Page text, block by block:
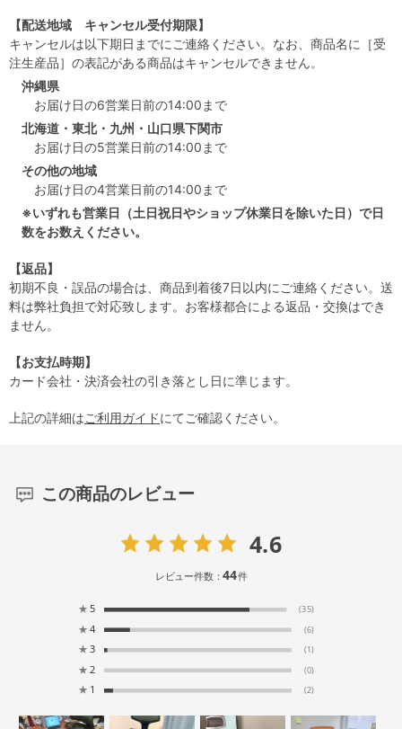
【配送地域 キャンセル受付期限】
キャンセルは以下期日までにご連絡ください。なお、商品名に［受
注生産品］の表記がある商品はキャンセルできません。
沖縄県
お届け日の6営業日前の14:00まで
北海道・東北・九州・山口県下関市
お届け日の5営業日前の14:00まで
その他の地域
お届け日の4営業日前の14:00まで
※いずれも営業日（土日祝日やショップ休業日を除いた日）で日
数をお数えください。
【返品】
初期不良・誤品の場合は、商品到着後7日以内にご連絡ください。送
料は弊社負担で対応致します。お客様都合による返品・交換はでき
ません。
【お支払時期】
カード会社・決済会社の引き落とし日に準じます。
上記の詳細はご利用ガイドにてご確認ください。
この商品のレビュー
4.6
レビュー件数：44件
★ 5 (35)
★ 4 (6)
★ 3 (1)
★ 2 (0)
★ 1 (2)